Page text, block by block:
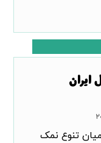
ایران
تنوع نمک